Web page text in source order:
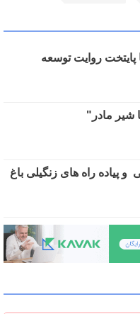
پایتخت روایت توسعه
شیر مادر"
پیاده راه های زنگیلی باغ